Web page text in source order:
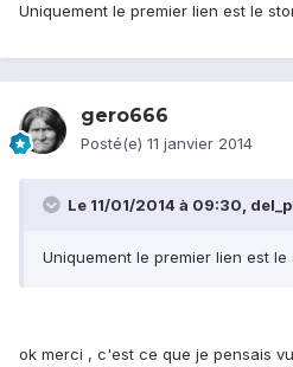
Uniquement le premier lien est le
gero666
Posté(e) 11 janvier 2014
Le 11/01/2014 à 09:30,
Uniquement le premier lien est
ok merci , c'est ce que je pensais